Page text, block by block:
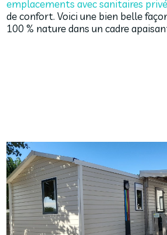
emplacements avec sanitaires
de confort. Voici une bien belle
100 % nature dans un cadre